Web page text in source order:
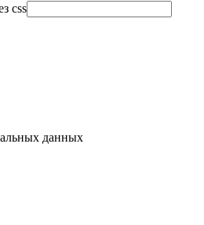
css
данных